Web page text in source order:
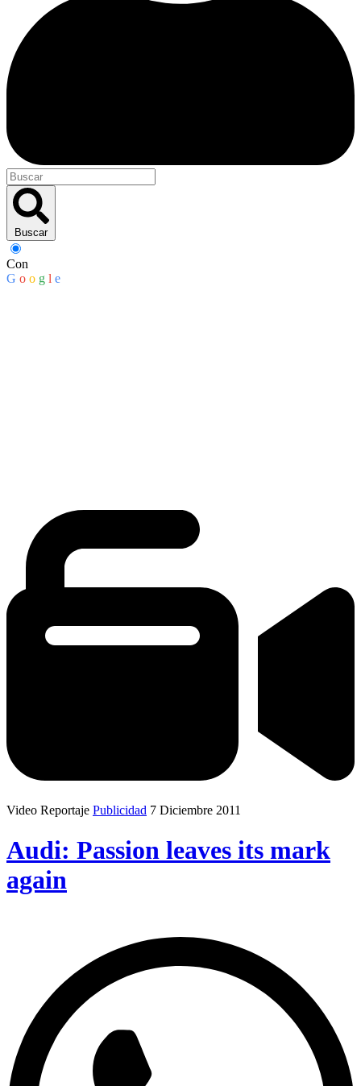
Buscar
Con
G o o g l e
Video Reportaje Publicidad 7 Diciembre 2011
Audi: Passion leaves its mark
again